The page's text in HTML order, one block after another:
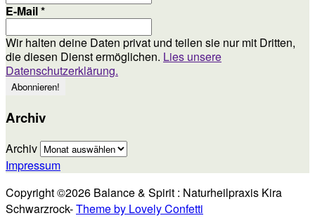
E-Mail*
Wir halten deine Daten privat und teilen sie nur mit Dritten,
die diesen Dienst ermöglichen. Lies unsere
Datenschutzerklärung.
Archiv
Archiv
Impressum
Copyright ©2026 Balance & Spirit : Naturheilpraxis Kira
Schwarzrock-Theme by Lovely Confetti